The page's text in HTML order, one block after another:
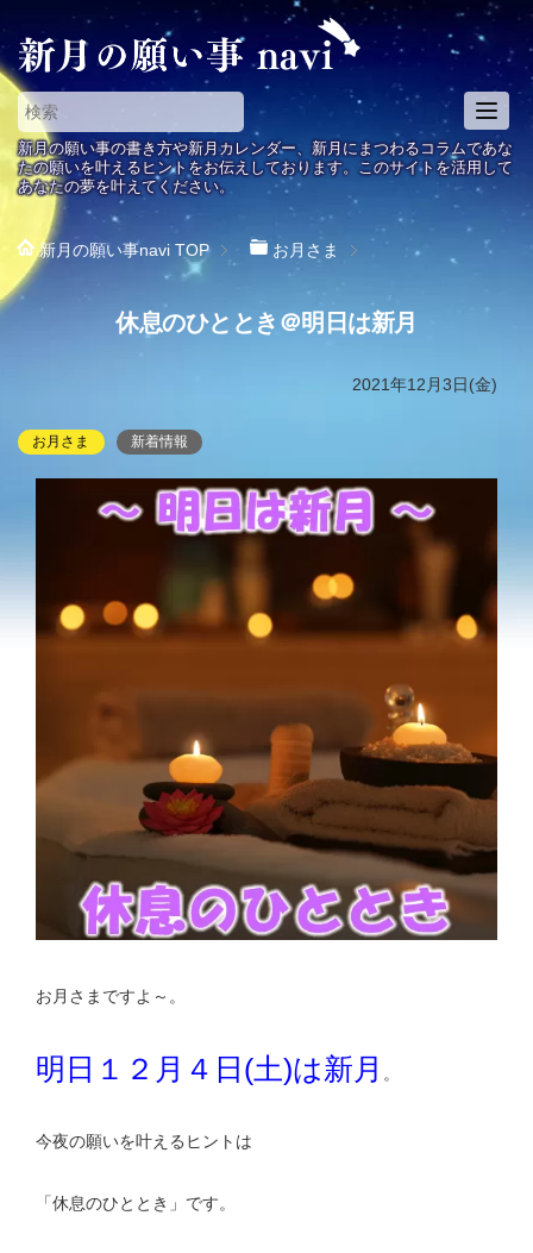
T
o
g
g
e
g
o
新月の願い事の書き方や新月カレンダー、新月にまつわるコラムであな
たの願いを叶えるヒントをお伝えしております。このサイトを活用して
あなたの夢を叶えてください。
新月の願い事navi TOP お月さま
休息のひととき＠明日は新月
2021年12月3日(金)
お月さま 新着情報
お月さまですよ～。
明日１２月４日(土)は新月 。
今夜の願いを叶えるヒントは
「休息のひととき」です。